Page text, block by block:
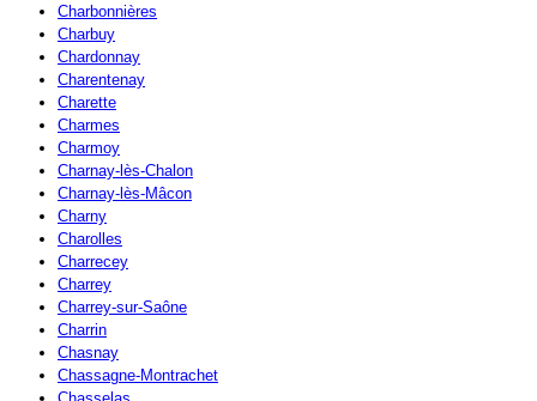
Charbonnières
Charbuy
Chardonnay
Charentenay
Charette
Charmes
Charmoy
Charnay-lès-Chalon
Charnay-lès-Mâcon
Charny
Charolles
Charrecey
Charrey
Charrey-sur-Saône
Charrin
Chasnay
Chassagne-Montrachet